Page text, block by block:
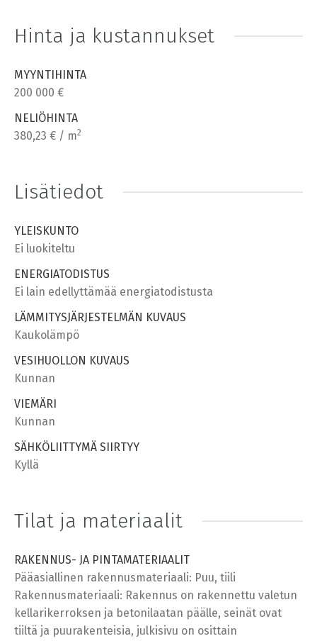
Hinta ja kustannukset
MYYNTIHINTA
200 000 €
NELIÖHINTA
380,23 € / m2
Lisätiedot
YLEISKUNTO
Ei luokiteltu
ENERGIATODISTUS
Ei lain edellyttämää energiatodistusta
LÄMMITYSJÄRJESTELMÄN KUVAUS
Kaukolämpö
VESIHUOLLON KUVAUS
Kunnan
VIEMÄRI
Kunnan
SÄHKÖLIITTYMÄ SIIRTYY
Kyllä
Tilat ja materiaalit
RAKENNUS- JA PINTAMATERIAALIT
Pääasiallinen rakennusmateriaali: Puu, tiili
Rakennusmateriaali: Rakennus on rakennettu valetun
kellarikerroksen ja betonilaatan päälle, seinät ovat
tiiltä ja puurakenteisia, julkisivu on osittain